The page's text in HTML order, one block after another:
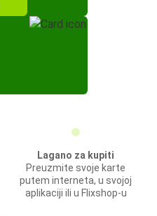
Lagano za kupiti
Preuzmite svoje karte
putem interneta, u svojoj
aplikaciji ili u Flixshop-u